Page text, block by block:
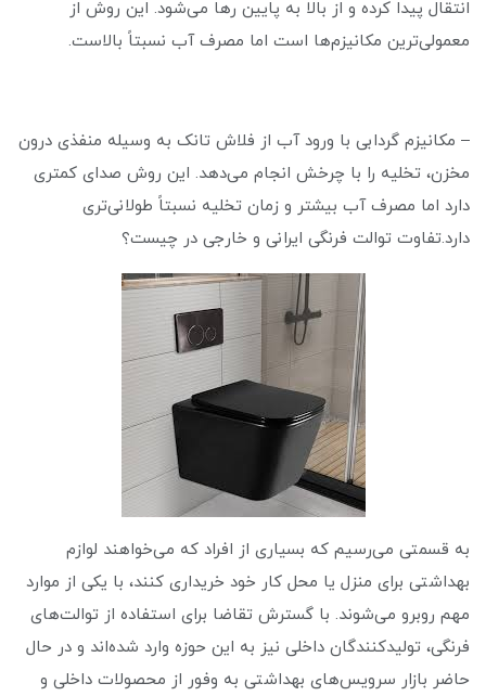
انتقال پیدا کرده و از بالا به پایین رها می‌شود. این روش از
معمولی‌ترین مکانیزم‌ها است اما مصرف آب نسبتاً بالاست.
– مکانیزم گردابی با ورود آب از فلاش تانک به وسیله منفذی درون
مخزن، تخلیه را با چرخش انجام می‌دهد. این روش صدای کمتری
دارد اما مصرف آب بیشتر و زمان تخلیه نسبتاً طولانی‌تری
دارد.تفاوت توالت فرنگی ایرانی و خارجی در چیست؟
به قسمتی می‌رسیم که بسیاری از افراد که می‌خواهند لوازم
بهداشتی برای منزل یا محل کار خود خریداری کنند، با یکی از موارد
مهم روبرو می‌شوند. با گسترش تقاضا برای استفاده از توالت‌های
فرنگی، تولیدکنندگان داخلی نیز به این حوزه وارد شده‌اند و در حال
حاضر بازار سرویس‌های بهداشتی به وفور از محصولات داخلی و